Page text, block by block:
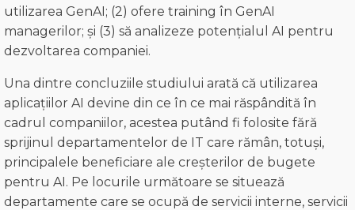
utilizarea GenAI; (2) ofere training în GenAI
managerilor; și (3) să analizeze potențialul AI pentru
dezvoltarea companiei.
Una dintre concluziile studiului arată că utilizarea
aplicațiilor AI devine din ce în ce mai răspândită în
cadrul companiilor, acestea putând fi folosite fără
sprijinul departamentelor de IT care rămân, totuși,
principalele beneficiare ale creșterilor de bugete
pentru AI. Pe locurile următoare se situează
departamente care se ocupă de servicii interne, servicii